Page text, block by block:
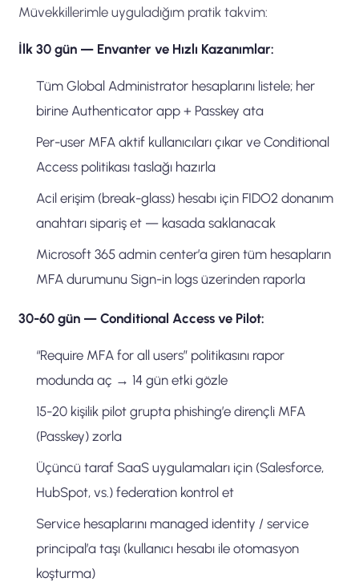
Müvekkillerimle uyguladığım pratik takvim:
İlk 30 gün — Envanter ve Hızlı Kazanımlar:
Tüm Global Administrator hesaplarını listele; her
birine Authenticator app + Passkey ata
Per-user MFA aktif kullanıcıları çıkar ve Conditional
Access politikası taslağı hazırla
Acil erişim (break-glass) hesabı için FIDO2 donanım
anahtarı sipariş et — kasada saklanacak
Microsoft 365 admin center’a giren tüm hesapların
MFA durumunu Sign-in logs üzerinden raporla
30-60 gün — Conditional Access ve Pilot:
“Require MFA for all users” politikasını rapor
modunda aç → 14 gün etki gözle
15-20 kişilik pilot grupta phishing’e dirençli MFA
(Passkey) zorla
Üçüncü taraf SaaS uygulamaları için (Salesforce,
HubSpot, vs.) federation kontrol et
Service hesaplarını managed identity / service
principal’a taşı (kullanıcı hesabı ile otomasyon
koşturma)